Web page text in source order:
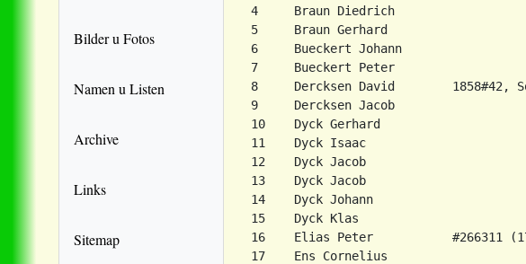
Bilder u Fotos
Namen u Listen
Archive
Links
Sitemap
4     Braun Diedrich
5     Braun Gerhard
6     Bueckert Johann
7     Bueckert Peter
8     Dercksen David        1858#42,
9     Dercksen Jacob
10    Dyck Gerhard
11    Dyck Isaac
12    Dyck Jacob
13    Dyck Jacob
14    Dyck Johann
15    Dyck Klas
16    Elias Peter           #266311
17    Ens Cornelius